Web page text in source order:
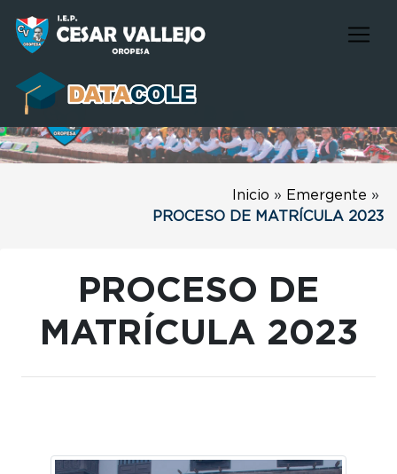
Inicio » Emergente »
PROCESO DE MATRÍCULA 2023
PROCESO DE
MATRÍCULA 2023